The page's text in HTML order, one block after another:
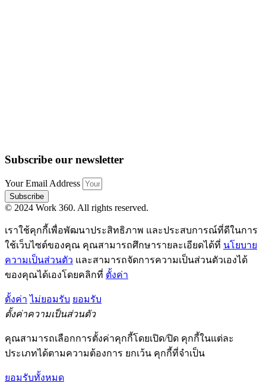
Subscribe our newsletter
Your Email Address
Subscribe
© 2024 Work 360. All rights reserved.
เราใช้คุกกี้เพื่อพัฒนาประสิทธิภาพ และประสบการณ์ที่ดีในการ
ใช้เว็บไซต์ของคุณ คุณสามารถศึกษารายละเอียดได้ที่ นโยบาย
ความเป็นส่วนตัว และสามารถจัดการความเป็นส่วนตัวเองได้
ของคุณได้เองโดยคลิกที่ ตั้งค่า
ตั้งค่า ไม่ยอมรับ ยอมรับ
ตั้งค่าความเป็นส่วนตัว
คุณสามารถเลือกการตั้งค่าคุกกี้โดยเปิด/ปิด คุกกี้ในแต่ละ
ประเภทได้ตามความต้องการ ยกเว้น คุกกี้ที่จำเป็น
ยอมรับทั้งหมด